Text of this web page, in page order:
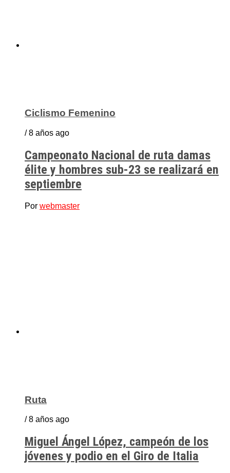
Ciclismo Femenino
/ 8 años ago
Campeonato Nacional de ruta damas
élite y hombres sub-23 se realizará en
septiembre
Por webmaster
Ruta
/ 8 años ago
Miguel Ángel López, campeón de los
jóvenes y podio en el Giro de Italia